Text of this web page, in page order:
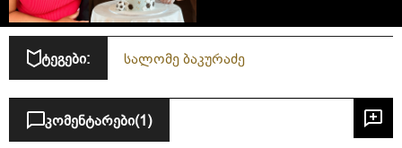
აღნიშნავს
ტეგები: სალომე ბაკურაძე
კომენტარები(1)